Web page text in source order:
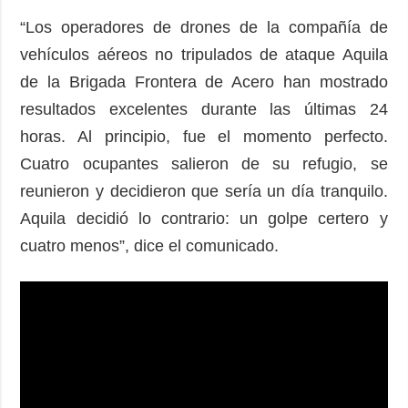
“Los operadores de drones de la compañía de
vehículos aéreos no tripulados de ataque Aquila
de la Brigada Frontera de Acero han mostrado
resultados excelentes durante las últimas 24
horas. Al principio, fue el momento perfecto.
Cuatro ocupantes salieron de su refugio, se
reunieron y decidieron que sería un día tranquilo.
Aquila decidió lo contrario: un golpe certero y
cuatro menos”, dice el comunicado.